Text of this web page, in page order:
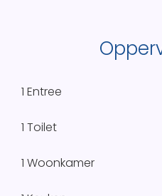
1 Entree
1 Toilet
1 Woonkamer